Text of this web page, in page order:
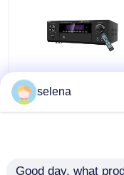
5.1 চ্যানেল 5600W প্রো
পাওয়ার এমপ্লিফায়ার, ব্লুটুথ
selena
Good day, what